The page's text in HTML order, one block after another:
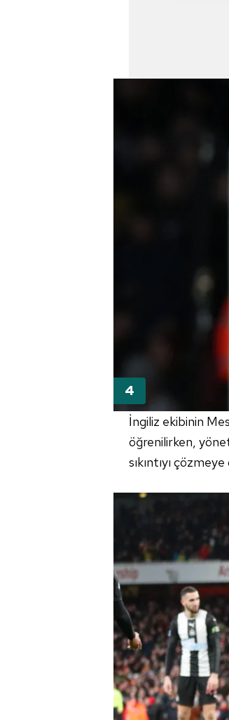
6698 sayılı
mevzuata
İngiliz ekibinin
öğrenilirken,
sıkıntıyı çözmeye